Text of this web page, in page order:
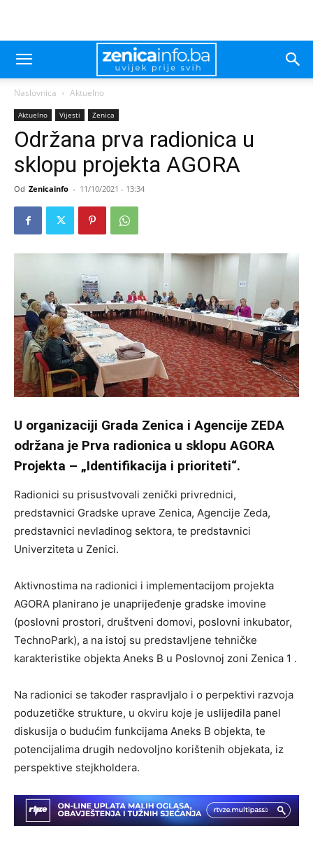
Naslovnica Aktuelno
Aktuelno Vijesti Zenica
Održana prva radionica u
sklopu projekta AGORA
Od Zenicainfo - 11/10/2021 - 13:34
U organizaciji Grada Zenica i Agencije ZEDA
održana je Prva radionica u sklopu AGORA
Projekta – „Identifikacija i prioriteti“.
Radionici su prisustvovali zenički privrednici,
predstavnici Gradske uprave Zenica, Agencije Zeda,
predstavnici nevladinog sektora, te predstavnici
Univerziteta u Zenici.
Aktivnostima na radionici i implementacijom projekta
AGORA planirano je unaprijeđenje gradske imovine
(poslovni prostori, društveni domovi, poslovni inkubator,
TechnoPark), a na istoj su predstavljene tehničke
karakteristike objekta Aneks B u Poslovnoj zoni Zenica 1 .
Na radionici se također raspravljalo i o perpektivi razvoja
poduzetičke strukture, u okviru koje je uslijedila panel
diskusija o budućim funkcijama Aneks B objekta, te
potencijalima drugih nedovoljno korištenih objekata, iz
perspektive stejkholdera.